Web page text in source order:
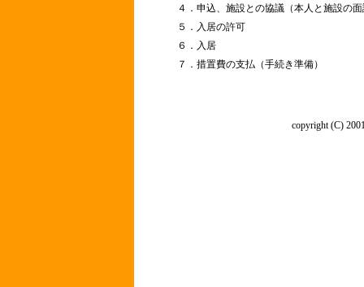
４．申込、施設との協議（本人と施設の
５．入居の許可
６．入居
７．措置費の支払（手続き準備）
copyright (C)